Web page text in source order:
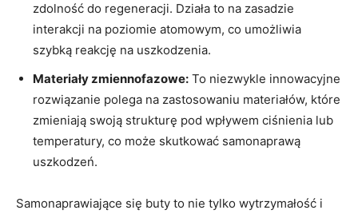
zdolność do regeneracji. Działa to na zasadzie
interakcji na poziomie atomowym, co umożliwia
szybką reakcję na uszkodzenia.
Materiały zmiennofazowe: To niezwykle innowacyjne
rozwiązanie polega na zastosowaniu materiałów, które
zmieniają swoją strukturę pod wpływem ciśnienia lub
temperatury, co może skutkować samonaprawą
uszkodzeń.
Samonaprawiające się buty to nie tylko wytrzymałość i